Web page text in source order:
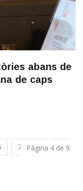
abans de
de caps
7 8 9
Pàgina 4 de 9